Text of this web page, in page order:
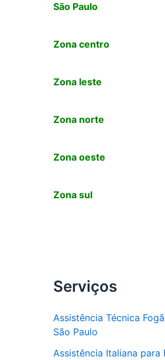
São Paulo
Zona centro
Zona leste
Zona norte
Zona oeste
Zona sul
Serviços
Assistência Técnica
São Paulo
Assistência Italiana para